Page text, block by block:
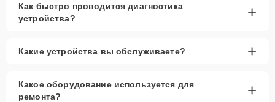
Как быстро проводится диагностика
устройства?
+
Какие устройства вы обслуживаете? +
Какое оборудование используется для
ремонта?
+